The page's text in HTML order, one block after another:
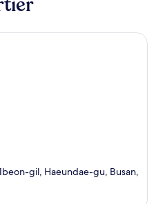
gil, Haeundae-gu, Busan,